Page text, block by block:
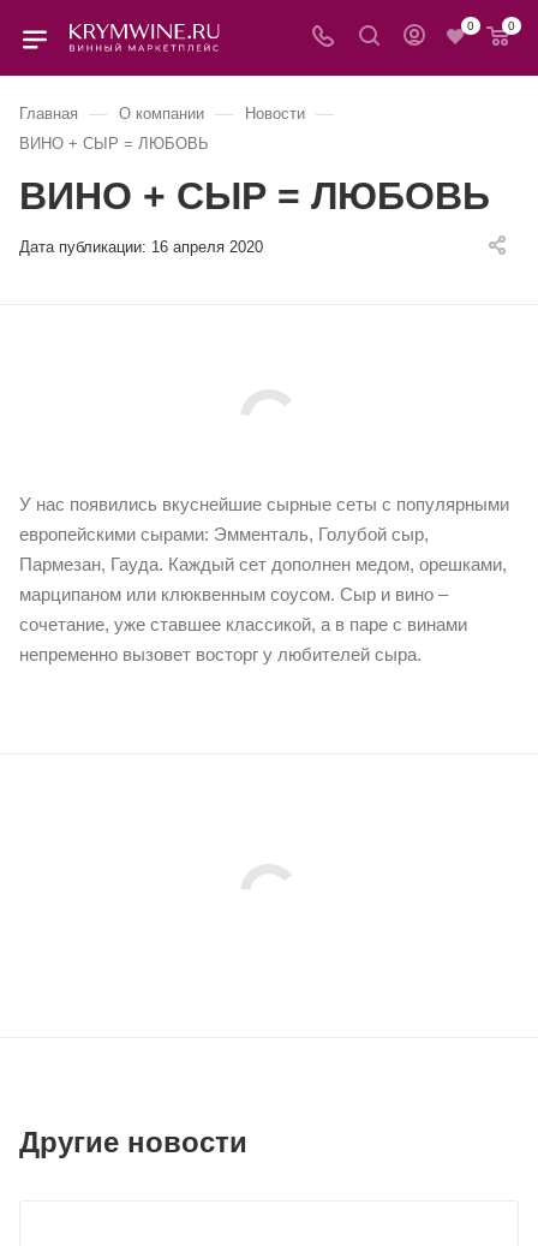
0 0
Главная — О компании — Новости —
ВИНО + СЫР = ЛЮБОВЬ
ВИНО + СЫР = ЛЮБОВЬ
Дата публикации: 16 апреля 2020
У нас появились вкуснейшие сырные сеты с популярными
европейскими сырами: Эмменталь, Голубой сыр,
Пармезан, Гауда. Каждый сет дополнен медом, орешками,
марципаном или клюквенным соусом. Сыр и вино –
сочетание, уже ставшее классикой, а в паре с винами
непременно вызовет восторг у любителей сыра.
Другие новости